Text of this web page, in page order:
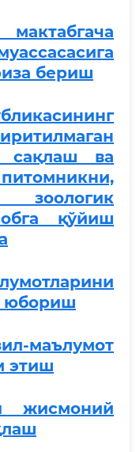
бериш
сақлаш ва
қўйиш
юбориш
маълумот
этиш
жисмоний